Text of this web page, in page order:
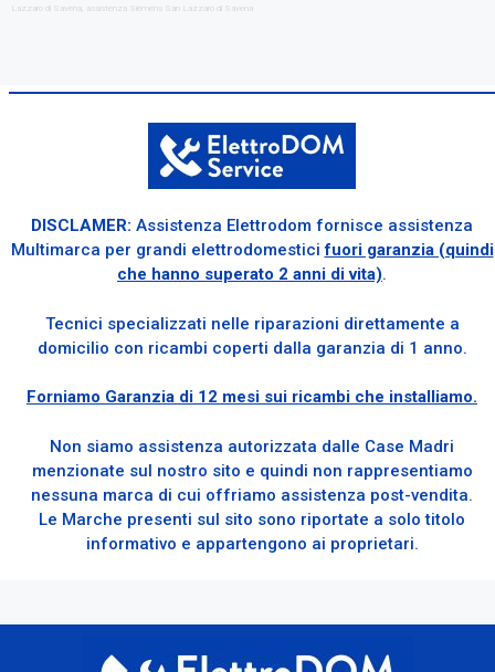
Lazzaro di Savena, assistenza Siemens San Lazzaro di Savena
DISCLAMER: Assistenza Elettrodom fornisce assistenza
Multimarca per grandi elettrodomesticifuori garanzia (quindi
che hanno superato 2 anni di vita).
Tecnici specializzati nelle riparazioni direttamente a
domicilio con ricambi coperti dalla garanzia di 1 anno.
Forniamo Garanzia di 12 mesi sui ricambi che installiamo.
Non siamo assistenza autorizzata dalle Case Madri
menzionate sul nostro sito e quindi non rappresentiamo
nessuna marca di cui offriamo assistenza post-vendita.
Le Marche presenti sul sito sono riportate a solo titolo
informativo e appartengono ai proprietari.